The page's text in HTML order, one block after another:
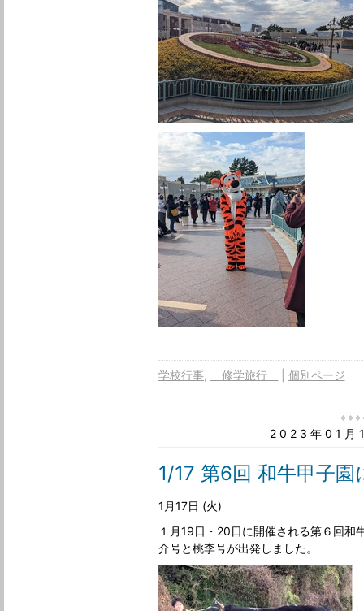
学校行事 修学旅行 個別ページ
2023年01月
1/17 第6回 和牛甲子
1月17日 (火)
１月19日・20日に開催される第６回和
介号と桃李号が出発しました。